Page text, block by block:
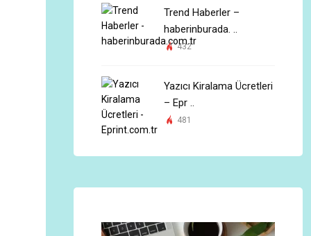
Trend Haberler –
haberinburada. ..
432
Yazıcı Kiralama Ücretleri
– Epr ..
481